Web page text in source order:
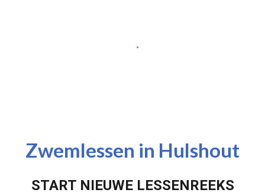
Zwemlessen in Hulshout
START NIEUWE LESSENREEKS